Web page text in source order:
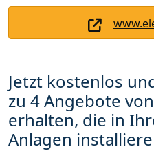
Jetzt kostenlos
zu 4 Angebote
erhalten, die in
Anlagen